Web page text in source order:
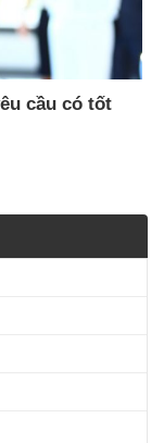
cầu có tốt